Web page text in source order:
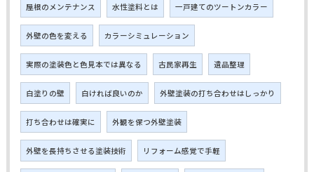
屋根のメンテナンス 水性塗料とは 一戸建てのツートンカラー
外壁の色を変える カラーシミュレーション
実際の塗装色と色見本では異なる 古民家再生 遺品整理
白塗りの壁 白ければ良いのか 外壁塗装の打ち合わせはしっかり
打ち合わせは確実に 外観を保つ外壁塗装
外壁を長持ちさせる塗装技術 リフォーム感覚で手軽